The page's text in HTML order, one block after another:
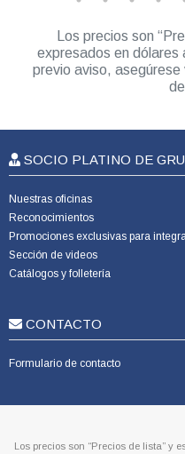
Los precios son
expresados en dólares
previo aviso, asegúrese
SOCIO PLATINO DE
Nuestras oficinas
Reconocimientos
Promociones exclusivas para
Sección de videos
Catálogos y folletería
CONTACTO
Formulario de contacto
Los precios son “Precios de lista” y